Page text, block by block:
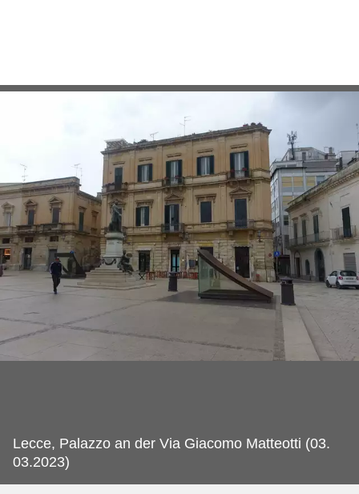
Lecce, Palazzo an der Via Giacomo Matteotti (03.
03.2023)